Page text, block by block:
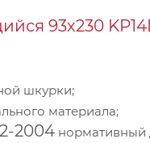
93х230
шкурки;
материала;
2004 нормативный